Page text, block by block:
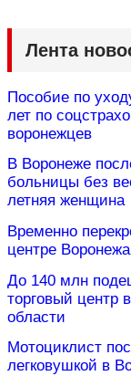
Лента
Пособие по
лет по
воронежцев
В Воронеже
больницы без
летняя женщина
Временно
центре Воронежа
До 140 млн
торговый центр
области
Мотоциклист
легковушкой в